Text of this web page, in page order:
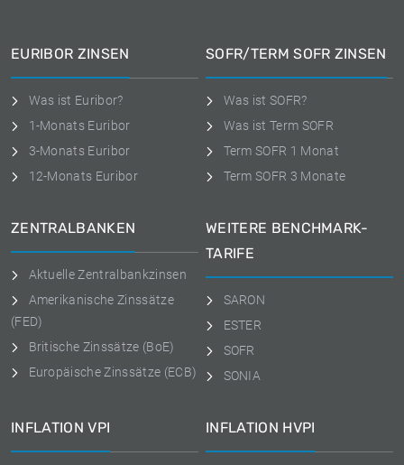
EURIBOR ZINSEN
Was ist Euribor?
1-Monats Euribor
3-Monats Euribor
12-Monats Euribor
SOFR/TERM SOFR ZINSEN
Was ist SOFR?
Was ist Term SOFR
Term SOFR 1 Monat
Term SOFR 3 Monate
ZENTRALBANKEN
Aktuelle Zentralbankzinsen
Amerikanische Zinssätze
(FED)
Britische Zinssätze (BoE)
Europäische Zinssätze (ECB)
WEITERE BENCHMARK-
TARIFE
SARON
ESTER
SOFR
SONIA
INFLATION VPI INFLATION HVPI